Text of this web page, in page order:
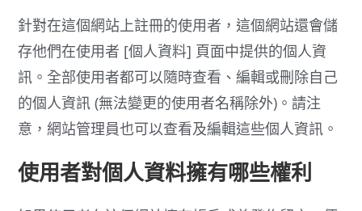
針對在這個網站上註冊的使用者，這個網站還會儲
存他們在使用者 [個人資料] 頁面中提供的個人資
訊。全部使用者都可以隨時查看、編輯或刪除自己
的個人資訊 (無法變更的使用者名稱除外)。請注
意，網站管理員也可以查看及編輯這些個人資訊。
使用者對個人資料擁有哪些權利